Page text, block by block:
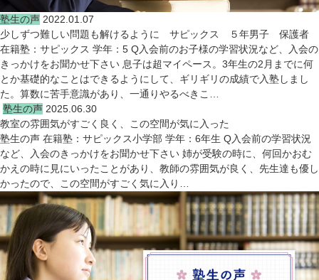
塾生の声 2022.01.07
少しずつ難しい問題も解けるように サピックス ５年男子 保護者
在籍塾：サピックス 学年：5 Q入会前のお子様の学習状況など、入会の
きっかけをお聞かせ下さい 息子は超マイペース。3年生の2月までに何
とか基礎的なことはできるようにして、ギリギリの成績で入塾しまし
た。算数に苦手意識があり、一通りやるべきこ…
塾生の声 2025.06.30
教室の雰囲気がすごく良く、この空間が気に入った
塾生の声 在籍塾：サピックス小学部 学年：6年生 Q入会前の学習状況
など、入会のきっかけをお聞かせ下さい 姉が受験の時に、何回かおむ
かえの時に見にいったことがあり、教師の雰囲気が良く、先生達も優し
かったので、この空間がすごく気に入り…